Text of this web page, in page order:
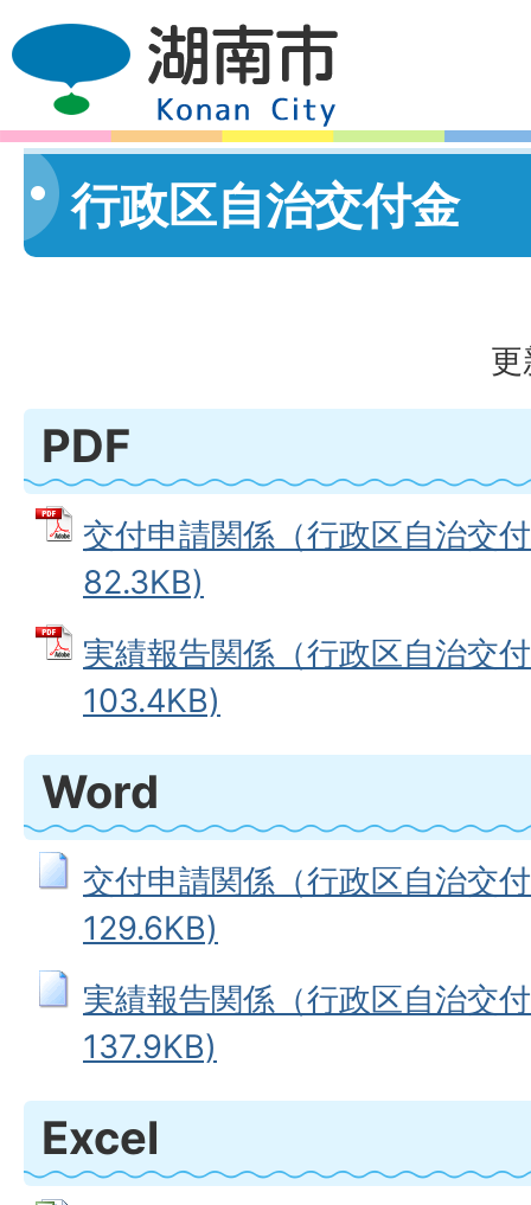
行政区自治交付金
PDF
交付申請関係（行政区自治交
82.3KB)
実績報告関係（行政区自治交
103.4KB)
Word
交付申請関係（行政区自治交
129.6KB)
実績報告関係（行政区自治交
137.9KB)
Excel